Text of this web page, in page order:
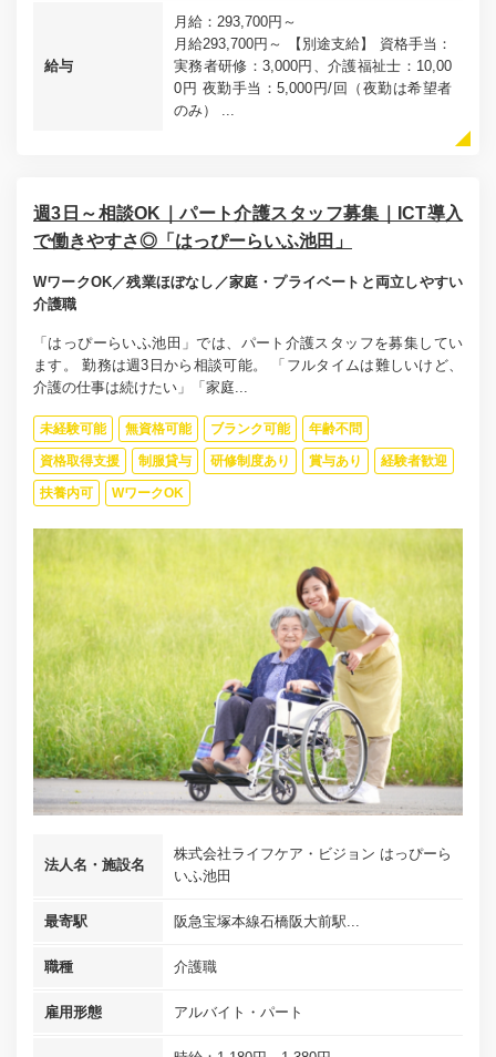
給与
月給：293,700円～
月給293,700円～ 【別途支給】 資格手当：
実務者研修：3,000円、介護福祉士：10,00
0円 夜勤手当：5,000円/回（夜勤は希望者
のみ） ...
週3日～相談OK｜パート介護スタッフ募集｜ICT導入
で働きやすさ◎「はっぴーらいふ池田」
WワークOK／残業ほぼなし／家庭・プライベートと両立しやすい
介護職
「はっぴーらいふ池田」では、パート介護スタッフを募集してい
ます。 勤務は週3日から相談可能。 「フルタイムは難しいけど、
介護の仕事は続けたい」「家庭...
未経験可能 無資格可能 ブランク可能 年齢不問
資格取得支援 制服貸与 研修制度あり 賞与あり 経験者歓迎
扶養内可 WワークOK
法人名・施設名
株式会社ライフケア・ビジョン はっぴーら
いふ池田
最寄駅 阪急宝塚本線石橋阪大前駅...
職種 介護職
雇用形態 アルバイト・パート